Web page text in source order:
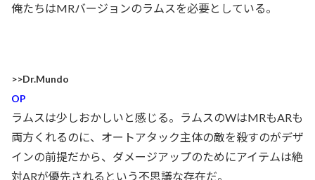
俺たちはMRバージョンのラムスを必要としている。
>>Dr.Mundo
OP
ラムスは少しおかしいと感じる。ラムスのWはMRもARも
両方くれるのに、オートアタック主体の敵を殺すのがデザ
インの前提だから、ダメージアップのためにアイテムは絶
対ARが優先されるという不思議な存在だ。